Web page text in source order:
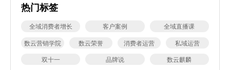
热门标签
全域消费者增长 客户案例
全域直播课
数云营销学院
数云荣誉 消费者运营
私域运营
双十一
品牌说 数云麒麟